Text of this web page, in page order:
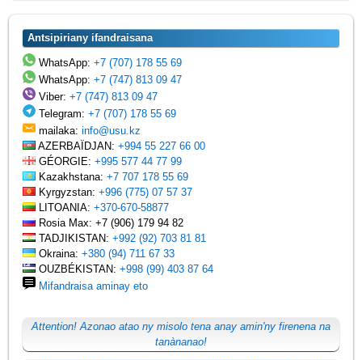
Antsipiriany ifandraisana
WhatsApp:+7 (707) 178 55 69
WhatsApp:+7 (747) 813 09 47
Viber:+7 (747) 813 09 47
Telegram:+7 (707) 178 55 69
mailaka:info@usu.kz
AZERBAÏDJAN:+994 55 227 66 00
GÉORGIE:+995 577 44 77 99
Kazakhstana:+7 707 178 55 69
Kyrgyzstan:+996 (775) 07 57 37
LITOANIA:+370-670-58877
Rosia Max: +7 (906) 179 94 82
TADJIKISTAN:+992 (92) 703 81 81
Okraina:+380 (94) 711 67 33
OUZBÉKISTAN:+998 (99) 403 87 64
Mifandraisa aminay eto
Attention! Azonao atao ny misolo tena anay amin'ny firenena na
tanànanao!